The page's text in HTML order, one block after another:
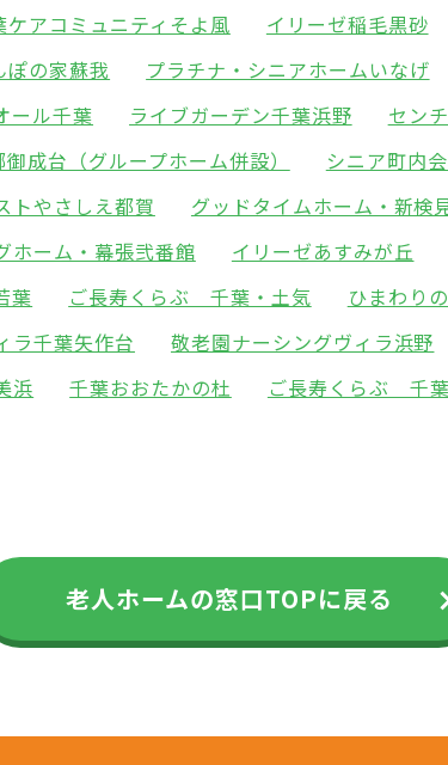
ケアコミュニティそよ風 イリーゼ稲毛黒砂
ぽの家蘇我 プラチナ・シニアホームいなげ
ール千葉 ライブガーデン千葉浜野
セン
成台（グループホーム併設） シニア町内
トやさしえ都賀 グッドタイムホーム・新検
ーム・幕張弐番館 イリーゼあすみが丘
葉 ご長寿くらぶ 千葉・土気 ひまわり
ラ千葉矢作台 敬老園ナーシングヴィラ浜野
浜 千葉おおたかの杜 ご長寿くらぶ 千
老人ホームの窓口TOPに戻る